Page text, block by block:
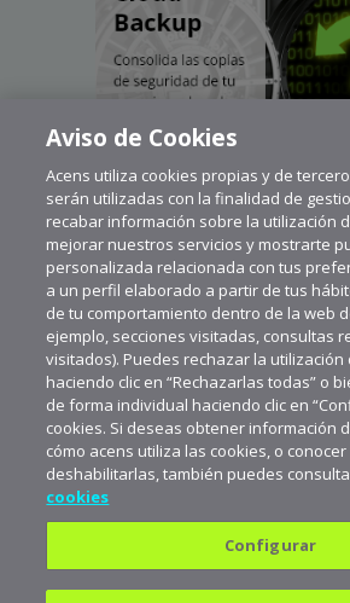
Política de
Política de cookies
Aviso de Cookies
Acens utiliza cookies propias y de
serán utilizadas con la finalidad de
recabar información sobre la utilización
mejorar nuestros servicios y mostrarte
personalizada relacionada con tus
a un perfil elaborado a partir de tus
de tu comportamiento dentro de la web
ejemplo, secciones visitadas, consultas
visitados). Puedes rechazar la utilización
haciendo clic en “Rechazarlas todas” o
de forma individual haciendo clic en
cookies. Si deseas obtener información
cómo acens utiliza las cookies, o conocer
deshabilitarlas, también puedes
cookies
Configurar